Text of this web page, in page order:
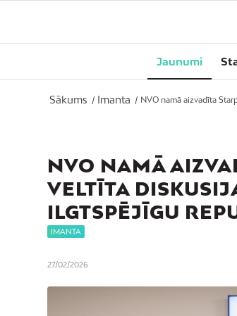
Jaunumi
Sākums / Imanta / NVO namā aizvadīta
NVO NAMĀ
VELTĪTA
ILGTSPĒJĪGU
IMANTA
27/02/2026